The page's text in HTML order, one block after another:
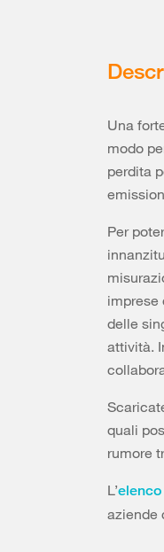
Una
modo
perdita
Per
imprese
delle
attività.
quali
rumore
L’
aziende